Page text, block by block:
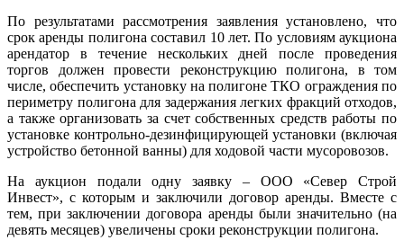
По результатами рассмотрения заявления установлено, что
срок аренды полигона составил 10 лет. По условиям аукциона
арендатор в течение нескольких дней после проведения
торгов должен провести реконструкцию полигона, в том
числе, обеспечить установку на полигоне ТКО ограждения по
периметру полигона для задержания легких фракций отходов,
а также организовать за счет собственных средств работы по
установке контрольно-дезинфицирующей установки (включая
устройство бетонной ванны) для ходовой части мусоровозов.
На аукцион подали одну заявку – ООО «Север Строй
Инвест», с которым и заключили договор аренды. Вместе с
тем, при заключении договора аренды были значительно (на
девять месяцев) увеличены сроки реконструкции полигона.